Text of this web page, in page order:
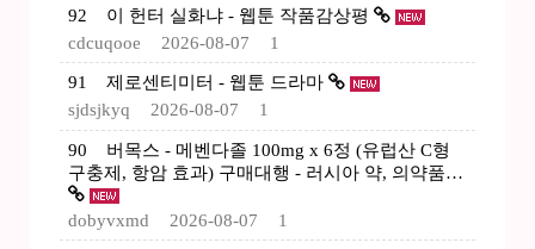
92
이 헌터 실화냐 - 웹툰 작품감상평
cdcuqooe
2026-08-07 1
91
제로센티미터 - 웹툰 드라마
sjdsjkyq
2026-08-07 1
90
버목스 - 메벤다졸 100mg x 6정 (유럽산 C형
구충제, 항암 효과) 구매대행 - 러시아 약, 의약품…
dobyvxmd 2026-08-07 1